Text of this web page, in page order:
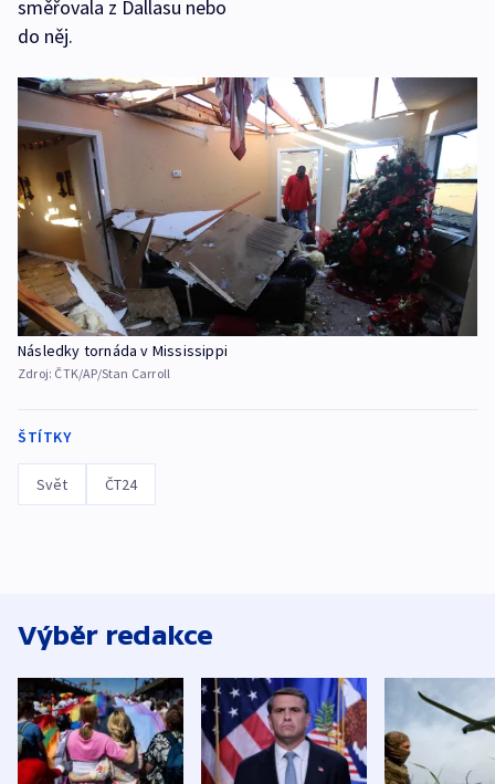
směřovala z Dallasu nebo
do něj.
Následky tornáda v Mississippi
Zdroj: ČTK/AP/Stan Carroll
ŠTÍTKY
Svět ČT24
Výběr redakce